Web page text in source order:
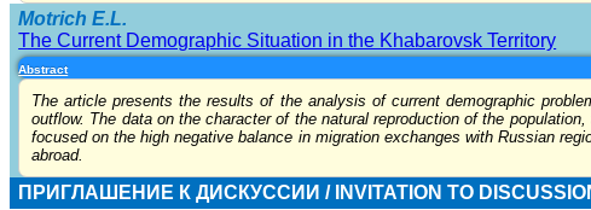
Motrich E.L.
The Current Demographic Situation in the Khabarovsk Territory
Abstract
The article presents the results of the analysis of current demographic
outflow. The data on the character of the natural reproduction of the
focused on the high negative balance in migration exchanges with Russian
abroad.
ПРИГЛАШЕНИЕ К ДИСКУССИИ / INVITATION TO